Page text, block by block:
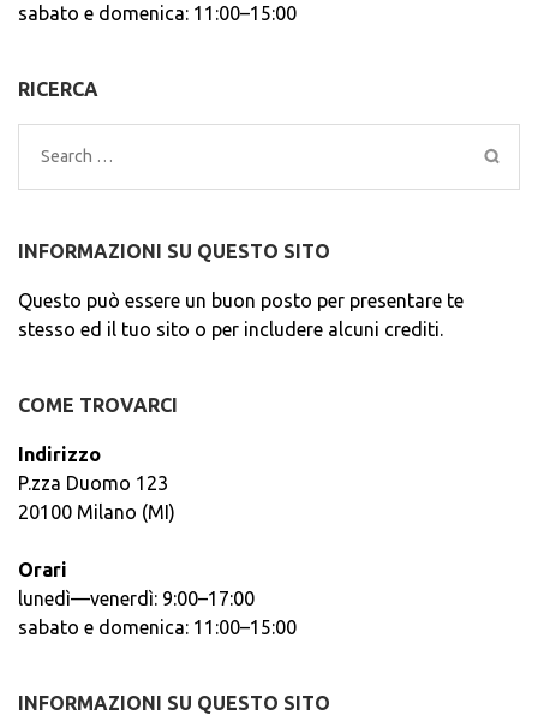
sabato e domenica: 11:00–15:00
RICERCA
Search
for:
INFORMAZIONI SU QUESTO SITO
Questo può essere un buon posto per presentare te
stesso ed il tuo sito o per includere alcuni crediti.
COME TROVARCI
Indirizzo
P.zza Duomo 123
20100 Milano (MI)
Orari
lunedì—venerdì: 9:00–17:00
sabato e domenica: 11:00–15:00
INFORMAZIONI SU QUESTO SITO